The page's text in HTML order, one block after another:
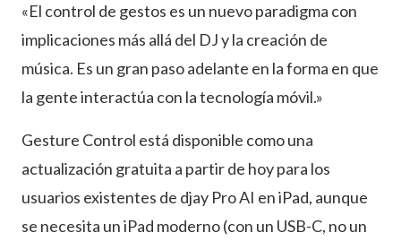
«El control de gestos es un nuevo paradigma con
implicaciones más allá del DJ y la creación de
música. Es un gran paso adelante en la forma en que
la gente interactúa con la tecnología móvil.»
Gesture Control está disponible como una
actualización gratuita a partir de hoy para los
usuarios existentes de djay Pro AI en iPad, aunque
se necesita un iPad moderno (con un USB-C, no un